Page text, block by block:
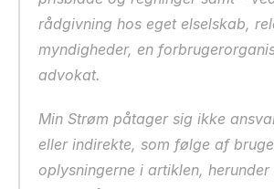
rådgivning hos eget elselskab,
myndigheder, en
advokat.
Min Strøm påtager sig ikke
eller indirekte, som følge af
oplysningerne i artiklen,